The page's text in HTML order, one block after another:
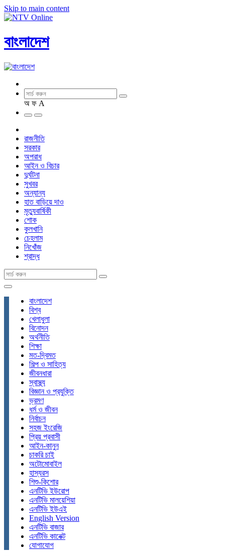
Skip to main content
বাংলাদেশ
অ ফ A
রাজনীতি
সরকার
অপরাধ
আইন ও বিচার
দুর্ঘটনা
সুখবর
অন্যান্য
হাত বাড়িয়ে দাও
মৃত্যুবার্ষিকী
শোক
কুলখানি
চেহলাম
নিখোঁজ
শ্রাদ্ধ
বাংলাদেশ
বিশ্ব
খেলাধুলা
বিনোদন
অর্থনীতি
শিক্ষা
মত-দ্বিমত
শিল্প ও সাহিত্য
জীবনধারা
স্বাস্থ্য
বিজ্ঞান ও প্রযুক্তি
ভ্রমণ
ধর্ম ও জীবন
নির্বাচন
সহজ ইংরেজি
প্রিয় প্রবাসী
আইন-কানুন
চাকরি চাই
অটোমোবাইল
হাস্যরস
শিশু-কিশোর
এনটিভি ইউরোপ
এনটিভি মালয়েশিয়া
এনটিভি ইউএই
English Version
এনটিভি বাজার
এনটিভি কানেক্ট
যোগাযোগ